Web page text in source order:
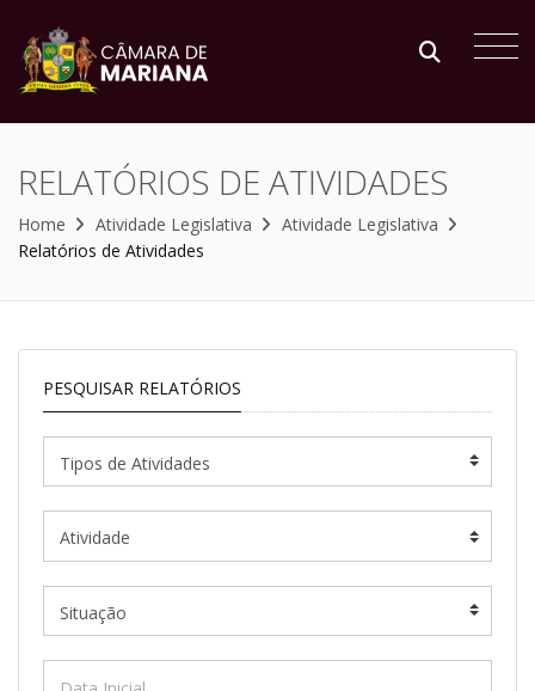
RELATÓRIOS DE ATIVIDADES
Home Atividade Legislativa
Atividade Legislativa
Relatórios de Atividades
PESQUISAR RELATÓRIOS